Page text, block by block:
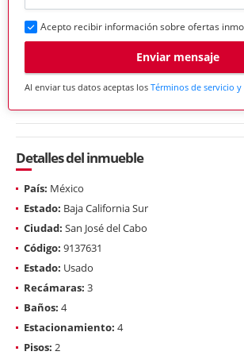
Acepto recibir información sobre ofertas
Enviar mensaje
Al enviar tus datos aceptas los Términos de servicio
Detalles del inmueble
País: México
Estado: Baja California Sur
Ciudad: San José del Cabo
Código: 9137631
Estado: Usado
Recámaras: 3
Baños: 4
Estacionamiento: 4
Pisos: 2